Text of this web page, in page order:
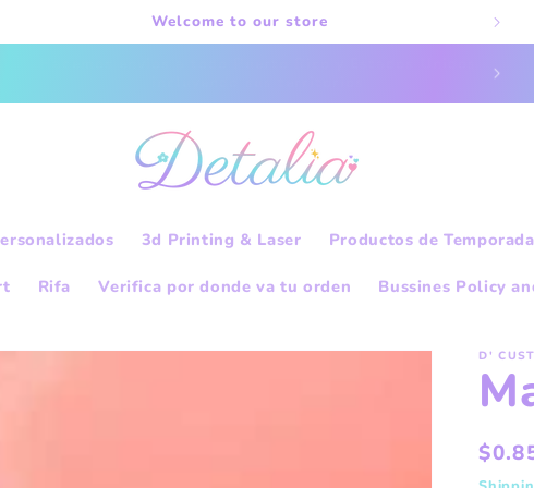
Welcome to our store
3d Printing & Laser Productos de Temporada
Rifa Verifica por donde va tu orden Bussines Policy
D'
price